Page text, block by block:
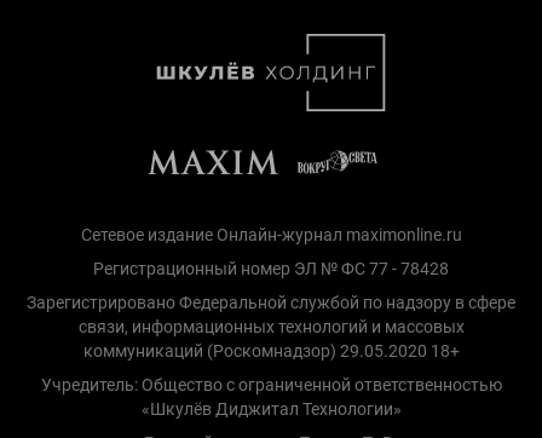
Сетевое издание Онлайн-журнал maximonline.ru
Регистрационный номер ЭЛ № ФС 77 - 78428
Зарегистрировано Федеральной службой по надзору в сфере
связи, информационных технологий и массовых
коммуникаций (Роскомнадзор) 29.05.2020 18+
Учредитель: Общество с ограниченной ответственностью
«Шкулёв Диджитал Технологии»